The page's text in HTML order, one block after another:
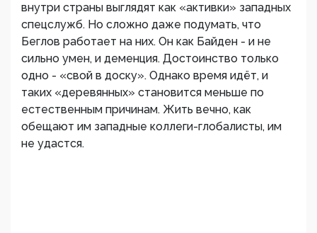
внутри страны выглядят как «активки» западных
спецслужб. Но сложно даже подумать, что
Беглов работает на них. Он как Байден - и не
сильно умен, и деменция. Достоинство только
одно - «свой в доску». Однако время идёт, и
таких «деревянных» становится меньше по
естественным причинам. Жить вечно, как
обещают им западные коллеги-глобалисты, им
не удастся.